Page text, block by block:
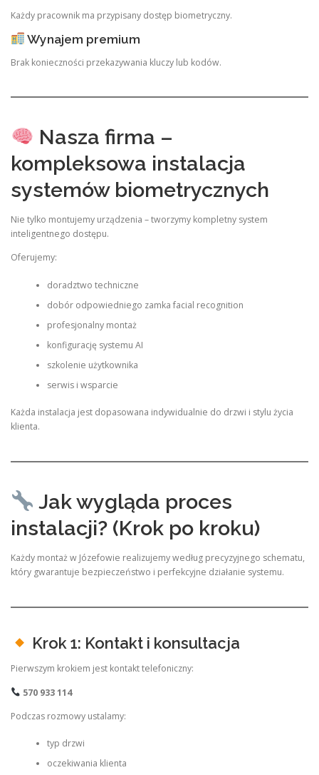
Każdy pracownik ma przypisany dostęp biometryczny.
Wynajem premium
Brak konieczności przekazywania kluczy lub kodów.
Nasza firma –
kompleksowa instalacja
systemów biometrycznych
Nie tylko montujemy urządzenia – tworzymy kompletny system
inteligentnego dostępu.
Oferujemy:
doradztwo techniczne
dobór odpowiedniego zamka facial recognition
profesjonalny montaż
konfigurację systemu AI
szkolenie użytkownika
serwis i wsparcie
Każda instalacja jest dopasowana indywidualnie do drzwi i stylu życia
klienta.
Jak wygląda proces
instalacji? (Krok po kroku)
Każdy montaż w Józefowie realizujemy według precyzyjnego schematu,
który gwarantuje bezpieczeństwo i perfekcyjne działanie systemu.
Krok 1: Kontakt i konsultacja
Pierwszym krokiem jest kontakt telefoniczny:
570 933 114
Podczas rozmowy ustalamy:
typ drzwi
oczekiwania klienta